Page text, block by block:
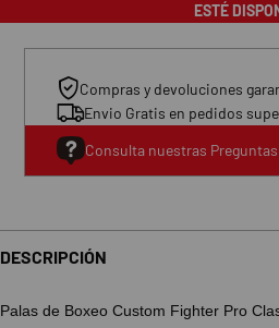
ESTÉ
Compras y devoluciones
Envio Gratis en pedidos
Consulta nuestras Preguntas
DESCRIPCIÓN
Palas de Boxeo Custom Fighter Pro